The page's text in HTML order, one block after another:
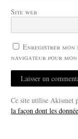
Site web
Enregistrer mon
navigateur pour
Ce site utilise Akismet
la façon dont les